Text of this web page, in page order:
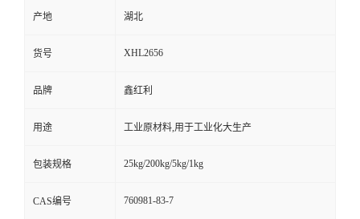
产地 湖北
货号 XHL2656
品牌 鑫红利
用途 工业原材料,用于工业化大生产
包装规格 25kg/200kg/5kg/1kg
CAS编号 760981-83-7